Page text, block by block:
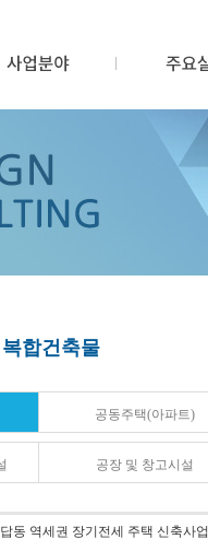
합건축물
공동주택(아파트)
공장 및 창고시설
동 역세권 장기전세 주택 신축사업